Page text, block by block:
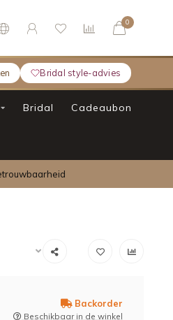
Bridal style-advies
0
Bridal Cadeaubon
Backorder
Beschikbaar in de winkel